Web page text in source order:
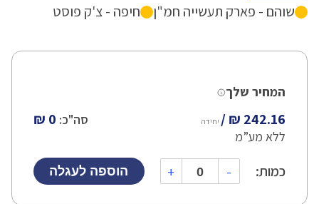
שוהם - פארק תעשייה חמ"ן חיפה - צ'ק פוסט
המחיר שלך
יחידה סה"כ: 0 ₪
ללא מע”מ
הוספה לעגלה -
+ כמות: